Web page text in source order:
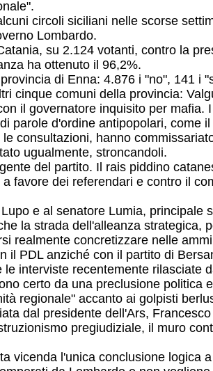
circoli siciliani nelle scorse
Lombardo.
su 2.124 votanti, contro la
ha ottenuto il 96,2%.
di Enna: 4.876 i "no", 141
cinque comuni della provincia:
il governatore inquisito per
parole d'ordine antipopolari,
consultazioni, hanno
ugualmente, stroncandoli.
del partito. Il rais piddino
favore dei referendari e contro il
e al senatore Lumia,
la strada dell'alleanza
realmente concretizzare nelle
il PDL anziché con il partito di
interviste recentemente
certo da una preclusione
regionale" accanto ai golpisti
dal presidente dell'Ars,
pregiudiziale, il muro
vicenda l'unica conclusione